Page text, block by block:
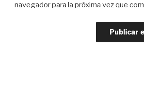
navegador para la próxima vez que